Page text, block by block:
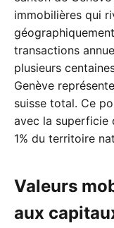
immobilières qui
transactions
plusieurs
Genève
suisse total. Ce
avec la superficie
1% du territoire
Valeurs
aux